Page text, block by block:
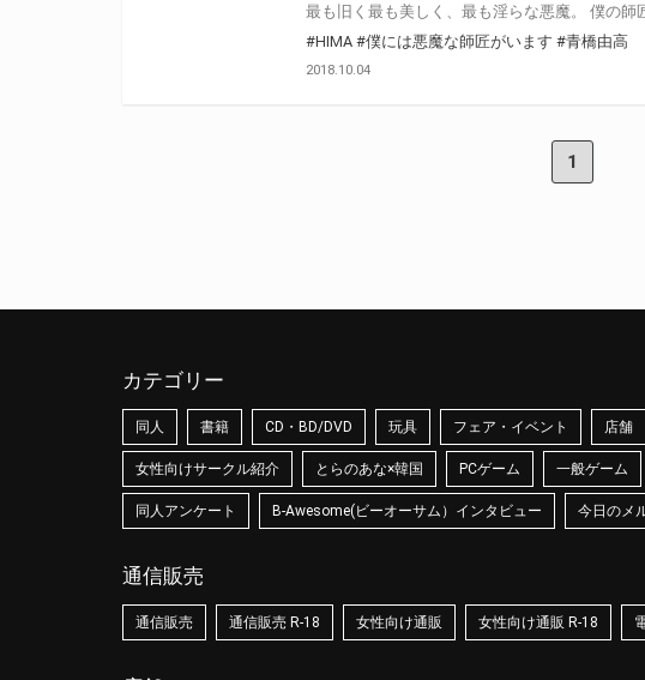
#HIMA #僕には悪魔な師匠がいます #青橋由高
2018.10.04
1
カテゴリー
同人 書籍 CD・BD/DVD 玩具 フェア・イベント 店舗
女性向けサークル紹介 とらのあな×韓国 PCゲーム 一般ゲーム
同人アンケート B-Awesome(ビーオーサム）インタビュー 今日のメ
通信販売
通信販売 通信販売 R-18 女性向け通販 女性向け通販 R-18